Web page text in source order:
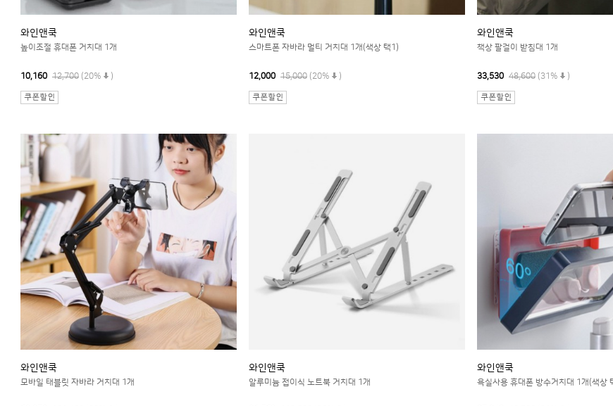
와인앤쿡
높이조절 휴대폰 거치대 1개
10,160 12,700 (20% )
와인앤쿡
스마트폰 자바라 멀티 거치대 1개(색상 택1)
12,000 15,000 (20% )
와인앤쿡
책상 팔걸이 받침대 1개
33,530 48,600 (31% )
와인앤쿡
모바일 태블릿 자바라 거치대 1개
와인앤쿡
알루미늄 접이식 노트북 거치대 1개
와인앤쿡
욕실사용 휴대폰 방수거치대 1개(색상